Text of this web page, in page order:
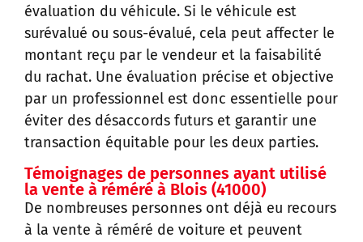
évaluation du véhicule. Si le véhicule est
surévalué ou sous-évalué, cela peut affecter le
montant reçu par le vendeur et la faisabilité
du rachat. Une évaluation précise et objective
par un professionnel est donc essentielle pour
éviter des désaccords futurs et garantir une
transaction équitable pour les deux parties.
Témoignages de personnes ayant utilisé
la vente à réméré à Blois (41000)
De nombreuses personnes ont déjà eu recours
à la vente à réméré de voiture et peuvent